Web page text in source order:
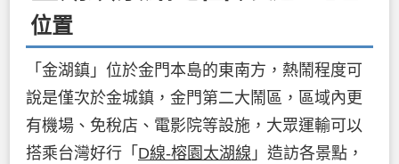
位置
「金湖鎮」位於金門本島的東南方，熱鬧程度可
說是僅次於金城鎮，金門第二大鬧區，區域內更
有機場、免稅店、電影院等設施，大眾運輸可以
搭乘台灣好行「 D線-榕園太湖線 」造訪各景點，